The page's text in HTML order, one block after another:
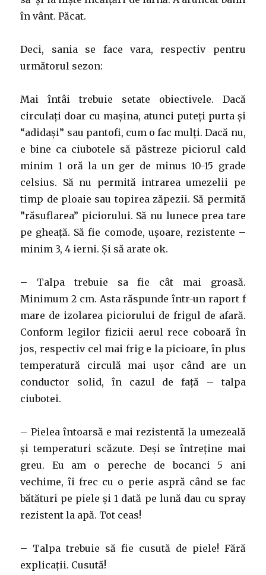
în vânt. Păcat.
Deci, sania se face vara, respectiv pentru
următorul sezon:
Mai întâi trebuie setate obiectivele. Dacă
circulați doar cu mașina, atunci puteți purta și
“adidași” sau pantofi, cum o fac mulți. Dacă nu,
e bine ca ciubotele să păstreze piciorul cald
minim 1 oră la un ger de minus 10-15 grade
celsius. Să nu permită intrarea umezelii pe
timp de ploaie sau topirea zăpezii. Să permită
”răsuflarea” piciorului. Să nu lunece prea tare
pe gheață. Să fie comode, ușoare, rezistente –
minim 3, 4 ierni. Și să arate ok.
– Talpa trebuie sa fie cât mai groasă.
Minimum 2 cm. Asta răspunde într-un raport f
mare de izolarea piciorului de frigul de afară.
Conform legilor fizicii aerul rece coboară în
jos, respectiv cel mai frig e la picioare, în plus
temperatură circulă mai ușor când are un
conductor solid, în cazul de față – talpa
ciubotei.
– Pielea întoarsă e mai rezistentă la umezeală
și temperaturi scăzute. Deși se întreține mai
greu. Eu am o pereche de bocanci 5 ani
vechime, îi frec cu o perie aspră când se fac
bătături pe piele și 1 dată pe lună dau cu spray
rezistent la apă. Tot ceas!
– Talpa trebuie să fie cusută de piele! Fără
explicații. Cusută!